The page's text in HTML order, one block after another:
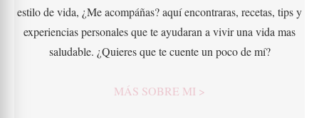
estilo de vida, ¿Me acompáñas? aquí encontraras, recetas, tips y
experiencias personales que te ayudaran a vivir una vida mas
saludable. ¿Quieres que te cuente un poco de mí?
MÁS SOBRE MI >